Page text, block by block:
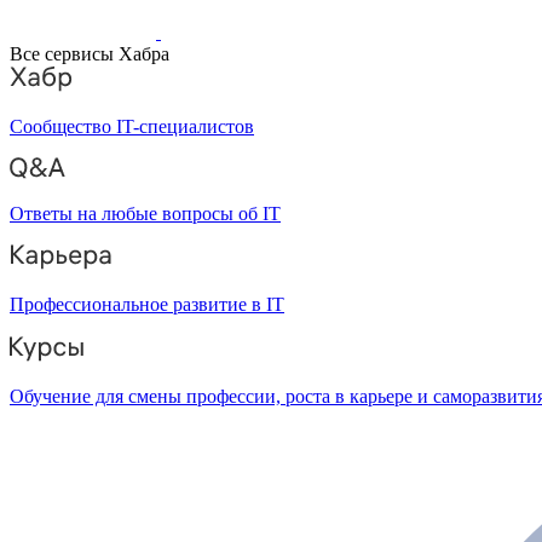
Все сервисы Хабра
Сообщество IT-специалистов
Ответы на любые вопросы об IT
Профессиональное развитие в IT
Обучение для смены профессии, роста в карьере и